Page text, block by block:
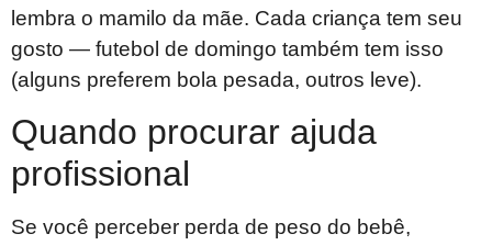
lembra o mamilo da mãe. Cada criança tem seu
gosto — futebol de domingo também tem isso
(alguns preferem bola pesada, outros leve).
Quando procurar ajuda
profissional
Se você perceber perda de peso do bebê,